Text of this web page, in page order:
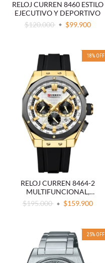
RELOJ CURREN 8460 ESTILO
EJECUTIVO Y DEPORTIVO
$120.000
$99.900
18% OFF
RELOJ CURREN 8464-2
MULTIFUNCIONAL,
DEPORTIVO, ESFERA
LUMINOSA Y CORREA DE
$195.000 $159.900
25% OFF